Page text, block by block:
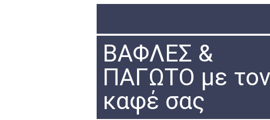
ΒΑΦΛΕΣ &
ΠΑΓΩΤΟ με τον
καφέ σας